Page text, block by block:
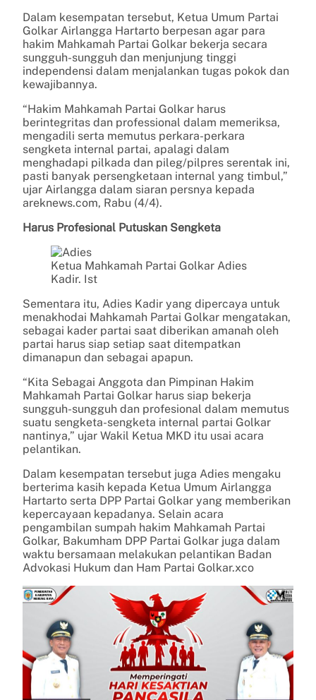
Dalam kesempatan tersebut, Ketua Umum Partai
Golkar Airlangga Hartarto berpesan agar para
hakim Mahkamah Partai Golkar bekerja secara
sungguh-sungguh dan menjunjung tinggi
independensi dalam menjalankan tugas pokok dan
kewajibannya.
“Hakim Mahkamah Partai Golkar harus
berintegritas dan professional dalam memeriksa,
mengadili serta memutus perkara-perkara
sengketa internal partai, apalagi dalam
menghadapi pilkada dan pileg/pilpres serentak ini,
pasti banyak persengketaan internal yang timbul,”
ujar Airlangga dalam siaran persnya kepada
areknews.com, Rabu (4/4).
Harus Profesional Putuskan Sengketa
Ketua Mahkamah Partai Golkar Adies
Kadir. Ist
Sementara itu, Adies Kadir yang dipercaya untuk
menakhodai Mahkamah Partai Golkar mengatakan,
sebagai kader partai saat diberikan amanah oleh
partai harus siap setiap saat ditempatkan
dimanapun dan sebagai apapun.
“Kita Sebagai Anggota dan Pimpinan Hakim
Mahkamah Partai Golkar harus siap bekerja
sungguh-sungguh dan profesional dalam memutus
suatu sengketa-sengketa internal partai Golkar
nantinya,” ujar Wakil Ketua MKD itu usai acara
pelantikan.
Dalam kesempatan tersebut juga Adies mengaku
berterima kasih kepada Ketua Umum Airlangga
Hartarto serta DPP Partai Golkar yang memberikan
kepercayaan kepadanya. Selain acara
pengambilan sumpah hakim Mahkamah Partai
Golkar, Bakumham DPP Partai Golkar juga dalam
waktu bersamaan melakukan pelantikan Badan
Advokasi Hukum dan Ham Partai Golkar.xco